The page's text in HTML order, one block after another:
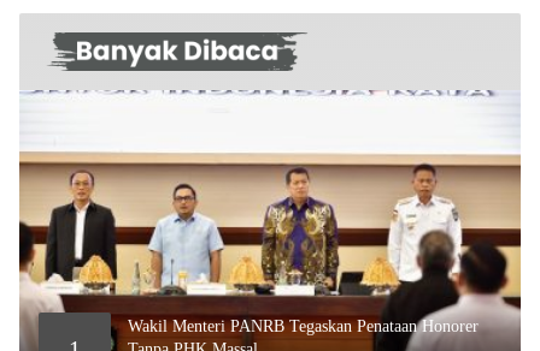
Wakil Menteri PANRB Tegaskan Penataan Honorer